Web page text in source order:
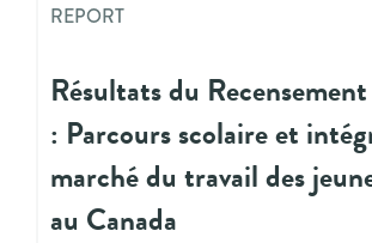
REPORT
Résultats du
: Parcours scolaire et
marché du travail des
au Canada